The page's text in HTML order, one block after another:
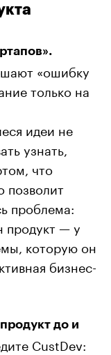
«ошибку
только на
идеи не
узнать,
что
позволит
проблема:
продукт — у
которую он
бизнес-
до и
CustDev: